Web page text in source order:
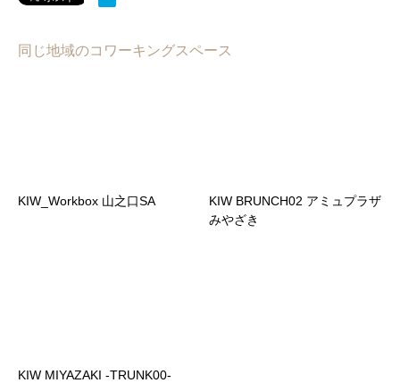
同じ地域のコワーキングスペース
KIW_Workbox 山之口SA
KIW BRUNCH02 アミュプラザ
みやざき
KIW MIYAZAKI -TRUNK00-